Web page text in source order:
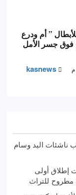
” أم ودرع
جسر الأمل
kasnews
ناشئات اليد وسام
إطلاق أولى
مطروح للتراث